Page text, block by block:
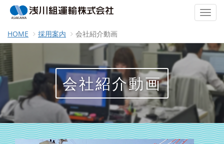
HOME 採用案内 会社紹介動画
会社紹介動画